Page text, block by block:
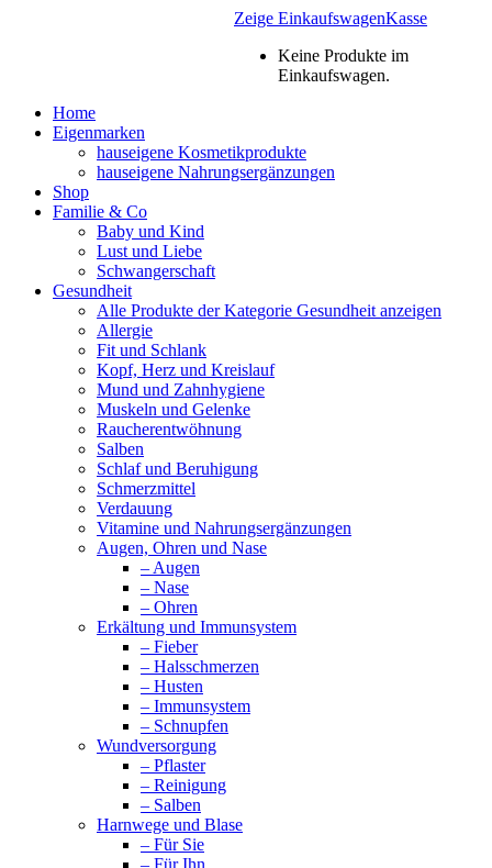
Zeige EinkaufswagenKasse
Keine Produkte im
Einkaufswagen.
Home
Eigenmarken
hauseigene Kosmetikprodukte
hauseigene Nahrungsergänzungen
Shop
Familie & Co
Baby und Kind
Lust und Liebe
Schwangerschaft
Gesundheit
Alle Produkte der Kategorie Gesundheit anzeigen
Allergie
Fit und Schlank
Kopf, Herz und Kreislauf
Mund und Zahnhygiene
Muskeln und Gelenke
Raucherentwöhnung
Salben
Schlaf und Beruhigung
Schmerzmittel
Verdauung
Vitamine und Nahrungsergänzungen
Augen, Ohren und Nase
– Augen
– Nase
– Ohren
Erkältung und Immunsystem
– Fieber
– Halsschmerzen
– Husten
– Immunsystem
– Schnupfen
Wundversorgung
– Pflaster
– Reinigung
– Salben
Harnwege und Blase
– Für Sie
– Für Ihn